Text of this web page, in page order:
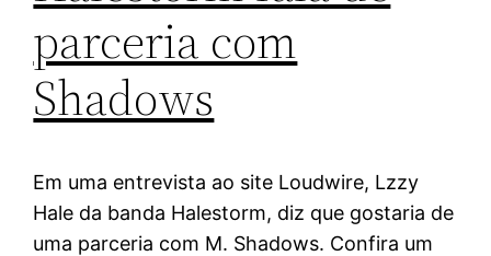
parceria com
Shadows
Em uma entrevista ao site Loudwire, Lzzy
Hale da banda Halestorm, diz que gostaria de
uma parceria com M. Shadows. Confira um